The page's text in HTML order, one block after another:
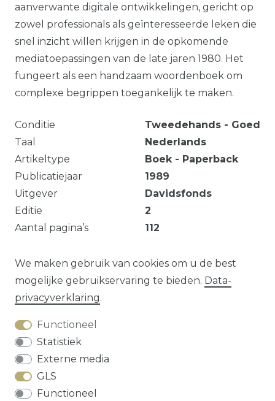
aanverwante digitale ontwikkelingen, gericht op
zowel professionals als geïnteresseerde leken die
snel inzicht willen krijgen in de opkomende
mediatoepassingen van de late jaren 1980. Het
fungeert als een handzaam woordenboek om
complexe begrippen toegankelijk te maken.
Conditie
Tweedehands - Goed
Taal
Nederlands
Artikeltype
Boek - Paperback
Publicatiejaar
1989
Uitgever
Davidsfonds
Editie
2
Aantal pagina’s
112
Geïllustreerd
Ja
Vraag over dit artikel?
We maken gebruik van cookies om u de best
mogelijke gebruikservaring te bieden. Data­
privacy­verklaring.
Functioneel
Statistiek
Externe media
GLS
Functioneel